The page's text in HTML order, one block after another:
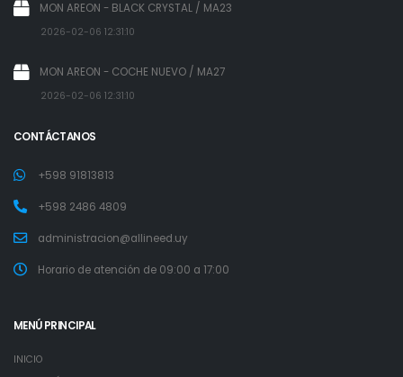
MON AREON - BLACK CRYSTAL / MA23
2026-02-06 12:31:10
MON AREON - COCHE NUEVO / MA27
2026-02-06 12:31:10
CONTÁCTANOS
+598 91813813
+598 2486 4809
administracion@allineed.uy
Horario de atención de 09:00 a 17:00
MENÚ PRINCIPAL
INICIO